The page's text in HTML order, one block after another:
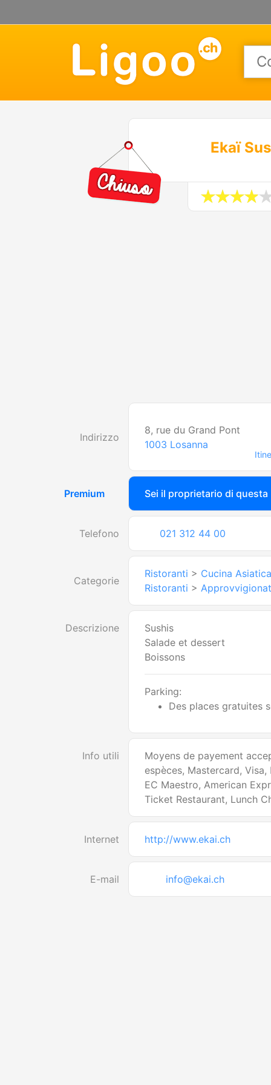
Ekaï
Indirizzo
8, rue du Grand Pont
1003 Losanna
Premium Sei il proprietario di
Telefono 021 312 44 00
Categorie
Ristoranti > Cucina Asiatica
Ristoranti >
Descrizione
Sushis
Salade et dessert
Boissons
Parking:
Des places gratuites
Info utili
Moyens de payement
espèces, Mastercard, Visa,
EC Maestro, American
Ticket Restaurant, Lunch
Internet http://www.ekai.ch
E-mail info@ekai.ch